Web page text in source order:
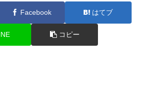
Facebook はてブ
コピー